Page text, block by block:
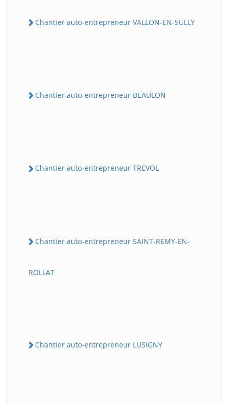
Chantier auto-entrepreneur VALLON-EN-SULLY
Chantier auto-entrepreneur BEAULON
Chantier auto-entrepreneur TREVOL
Chantier auto-entrepreneur SAINT-REMY-EN-
ROLLAT
Chantier auto-entrepreneur LUSIGNY